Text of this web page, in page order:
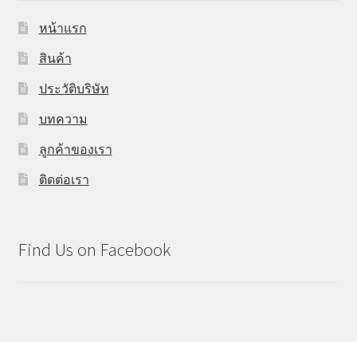
หน้าแรก
สินค้า
ประวัติบริษัท
บทความ
ลูกค้าของเรา
ติดต่อเรา
Find Us on Facebook